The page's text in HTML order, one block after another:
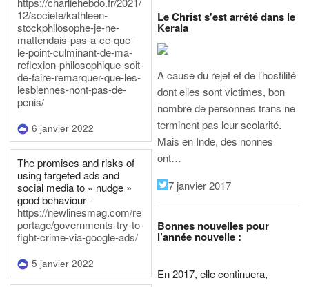
12/societe/kathleen-
stockphilosophe-je-ne-
mattendais-pas-a-ce-que-
le-point-culminant-de-ma-
reflexion-philosophique-soit-
de-faire-remarquer-que-les-
lesbiennes-nont-pas-de-
penis/
6 janvier 2022
The promises and risks of
using targeted ads and
social media to « nudge »
good behaviour -
https://newlinesmag.com/re
portage/governments-try-to-
fight-crime-via-google-ads/
5 janvier 2022
Le Christ s'est arrêté dans le
Kerala
A cause du rejet et de l’hostilité
dont elles sont victimes, bon
nombre de personnes trans ne
terminent pas leur scolarité.
Mais en Inde, des nonnes
ont…
7 janvier 2017
Bonnes nouvelles pour
l’année nouvelle :
En 2017, elle continuera,